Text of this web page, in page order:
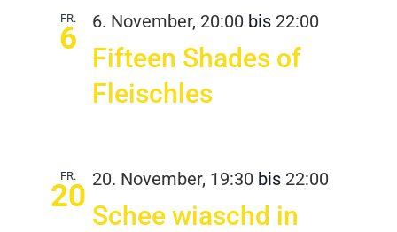
FR.
6 6. November, 20:00 bis 22:00
Fifteen Shades of
Fleischles
FR.
20 20. November, 19:30 bis 22:00
Schee wiaschd in